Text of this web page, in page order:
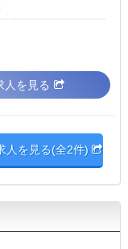
人を見る
人を見る(全2件)